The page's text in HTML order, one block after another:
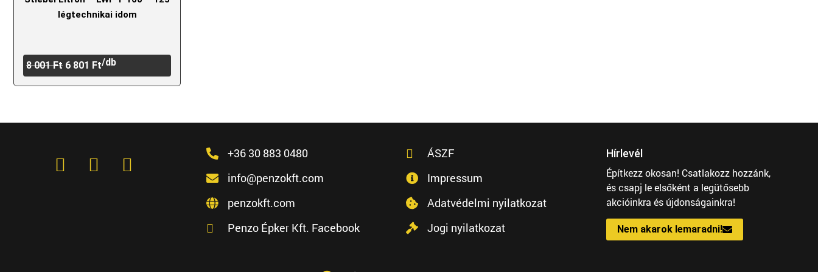
légtechnikai idom
8 001Ft 6 801 Ft/db
+36 30 883 0480
info@penzokft.com
penzokft.com
Penzo Épker Kft. Facebook
ÁSZF
Impressum
Adatvédelmi nyilatkozat
Jogi nyilatkozat
Hírlevél
Építkezz okosan! Csatlakozz hozzánk,
és csapj le elsőként a legütősebb
akcióinkra és újdonságainkra!
Nem akarok lemaradni!